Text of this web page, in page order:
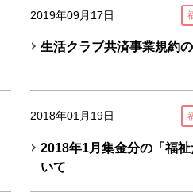
2019年09月17日
生活クラブ共済事業規約
2018年01月19日
2018年1月集金分の「福
いて